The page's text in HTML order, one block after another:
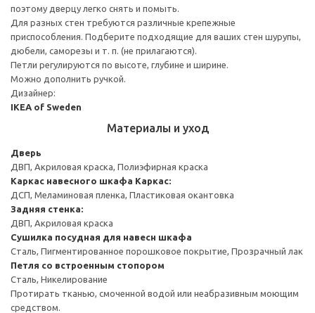
поэтому дверцу легко снять и помыть.
Для разных стен требуются различные крепежные
приспособления. Подберите подходящие для ваших стен шурупы,
дюбели, саморезы и т. п. (не прилагаются).
Петли регулируются по высоте, глубине и ширине.
Можно дополнить ручкой.
Дизайнер:
IKEA of Sweden
Материалы и уход
Дверь
ДВП, Акриловая краска, Полиэфирная краска
Каркас навесного шкафа Каркас:
ДСП, Меламиновая пленка, Пластиковая окантовка
Задняя стенка:
ДВП, Акриловая краска
Сушилка посудная для навесн шкафа
Сталь, Пигментированное порошковое покрытие, Прозрачный лак
Петля со встроенным стопором
Сталь, Никелирование
Протирать тканью, смоченной водой или неабразивным моющим
средством.